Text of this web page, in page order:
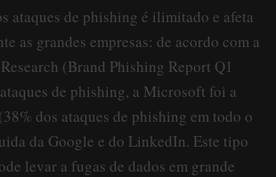
ataques de phishing é ilimitado e afeta
as grandes empresas: de acordo com a
(Brand Phishing Report Q1
de phishing, a Microsoft foi a
dos ataques de phishing em todo o
da Google e do LinkedIn. Este tipo
levar a fugas de dados em grande